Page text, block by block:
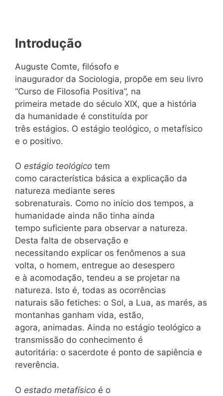
Introdução
Auguste Comte, filósofo e
inaugurador da Sociologia, propõe em seu livro
“Curso de Filosofia Positiva”, na
primeira metade do século XIX, que a história
da humanidade é constituída por
três estágios. O estágio teológico, o metafísico
e o positivo.
O estágio teológico tem
como característica básica a explicação da
natureza mediante seres
sobrenaturais. Como no início dos tempos, a
humanidade ainda não tinha ainda
tempo suficiente para observar a natureza.
Desta falta de observação e
necessitando explicar os fenômenos a sua
volta, o homem, entregue ao desespero
e à acomodação, tendeu a se projetar na
natureza. Isto é, todas as ocorrências
naturais são fetiches: o Sol, a Lua, as marés, as
montanhas ganham vida, estão,
agora, animadas. Ainda no estágio teológico a
transmissão do conhecimento é
autoritária: o sacerdote é ponto de sapiência e
reverência.
O estado metafísico é o